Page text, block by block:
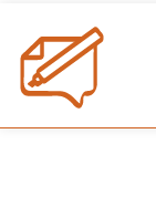
Inhalt
springen